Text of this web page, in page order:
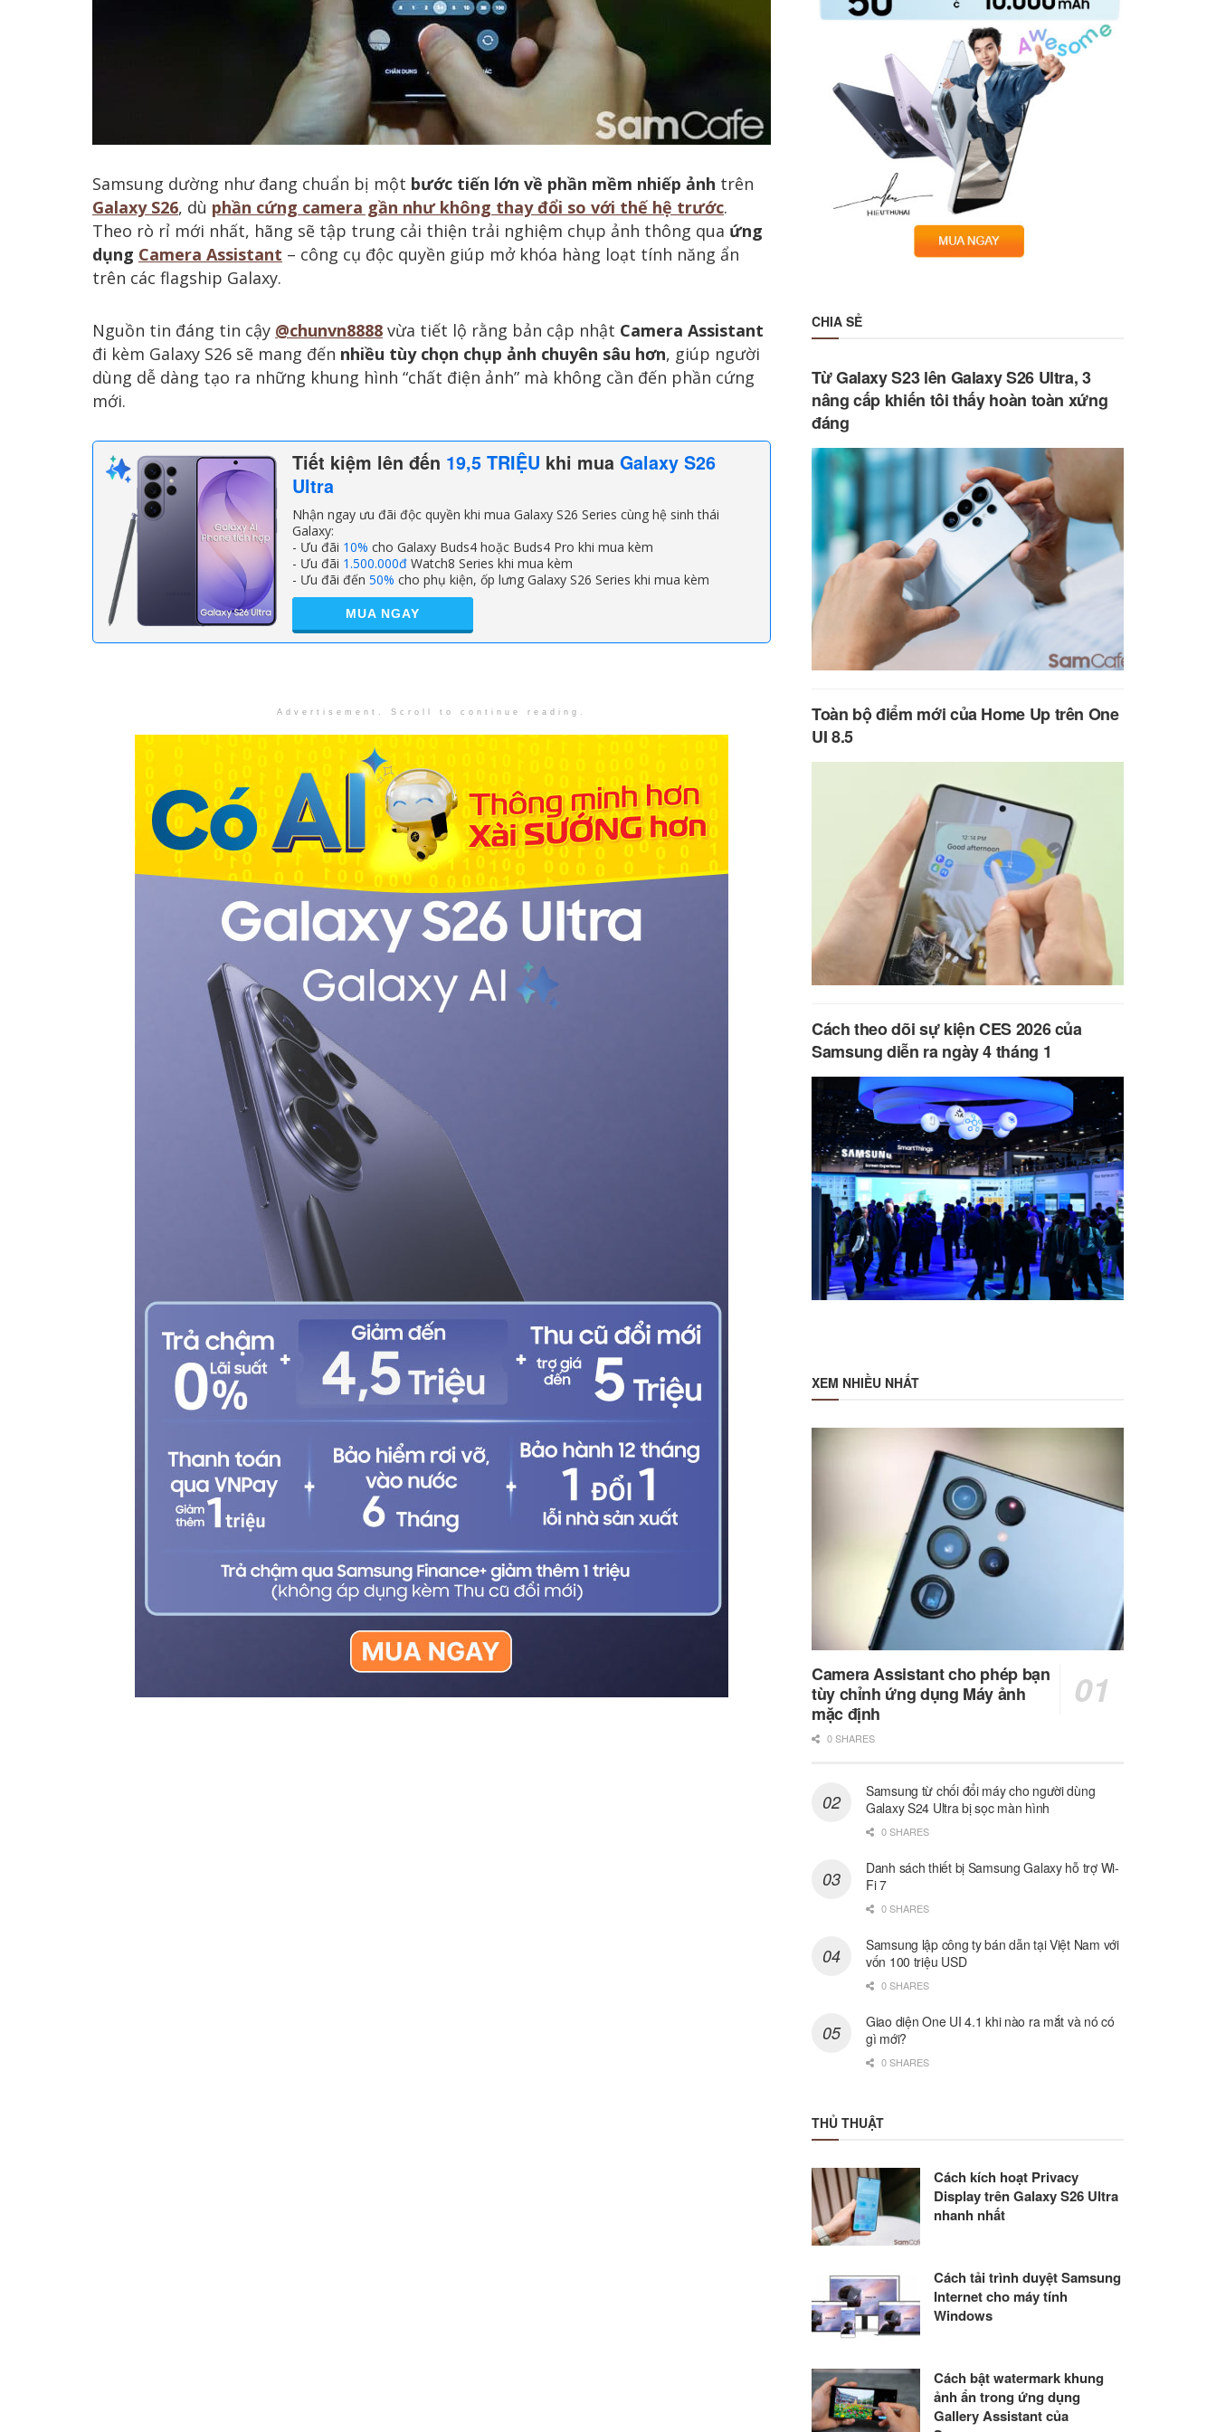
Samsung dường như đang chuẩn bị một bước tiến lớn về phần mềm nhiếp ảnh trên
Galaxy S26, dù phần cứng camera gần như không thay đổi so với thế hệ trước.
Theo rò rỉ mới nhất, hãng sẽ tập trung cải thiện trải nghiệm chụp ảnh thông qua ứng
dụng Camera Assistant – công cụ độc quyền giúp mở khóa hàng loạt tính năng ẩn
trên các flagship Galaxy.
Nguồn tin đáng tin cậy @chunvn8888 vừa tiết lộ rằng bản cập nhật Camera Assistant
đi kèm Galaxy S26 sẽ mang đến nhiều tùy chọn chụp ảnh chuyên sâu hơn, giúp người
dùng dễ dàng tạo ra những khung hình “chất điện ảnh” mà không cần đến phần cứng
mới.
Tiết kiệm lên đến 19,5 TRIỆU khi mua Galaxy S26
Ultra
Nhận ngay ưu đãi độc quyền khi mua Galaxy S26 Series cùng hệ sinh thái
Galaxy:
- Ưu đãi 10% cho Galaxy Buds4 hoặc Buds4 Pro khi mua kèm
- Ưu đãi 1.500.000đ Watch8 Series khi mua kèm
- Ưu đãi đến 50% cho phụ kiện, ốp lưng Galaxy S26 Series khi mua kèm
MUA NGAY
Advertisement. Scroll to continue reading.
CHIA SẺ
Từ Galaxy S23 lên Galaxy S26 Ultra, 3
nâng cấp khiến tôi thấy hoàn toàn xứng
đáng
Toàn bộ điểm mới của Home Up trên One
UI 8.5
Cách theo dõi sự kiện CES 2026 của
Samsung diễn ra ngày 4 tháng 1
XEM NHIỀU NHẤT
Camera Assistant cho phép bạn
tùy chỉnh ứng dụng Máy ảnh
mặc định
0 SHARES
Samsung từ chối đổi máy cho người dùng
Galaxy S24 Ultra bị sọc màn hình
0 SHARES
Danh sách thiết bị Samsung Galaxy hỗ trợ Wi-
Fi 7
0 SHARES
Samsung lập công ty bán dẫn tại Việt Nam với
vốn 100 triệu USD
0 SHARES
Giao diện One UI 4.1 khi nào ra mắt và nó có
gì mới?
0 SHARES
THỦ THUẬT
Cách kích hoạt Privacy
Display trên Galaxy S26 Ultra
nhanh nhất
Cách tải trình duyệt Samsung
Internet cho máy tính
Windows
Cách bật watermark khung
ảnh ẩn trong ứng dụng
Gallery Assistant của